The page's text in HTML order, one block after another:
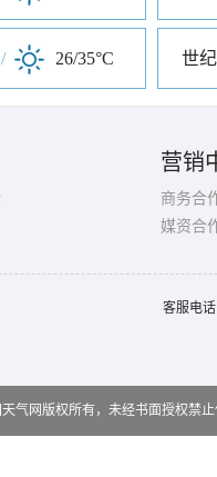
/ 26/35°C 世
营销
商务合
媒资合
客服电
天气网版权所有，未经书面授权